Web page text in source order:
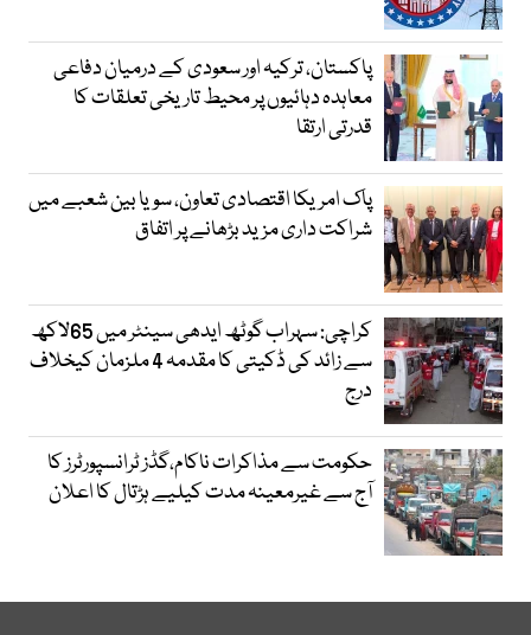
پاکستان، ترکیہ اور سعودی کے درمیان دفاعی
معاہدہ دہائیوں پر محیط تاریخی تعلقات کا
قدرتی ارتقا
پاک امریکا اقتصادی تعاون، سویا بین شعبے میں
شراکت داری مزید بڑھانے پر اتفاق
کراچی: سہراب گوٹھ ایدھی سینٹر میں 65لاکھ
سے زائد کی ڈکیتی کا مقدمہ 4 ملزمان کیخلاف
درج
حکومت سے مذاکرات ناکام،گڈز ٹرانسپورٹرز کا
آج سے غیرمعینہ مدت کیلیے ہڑتال کا اعلان